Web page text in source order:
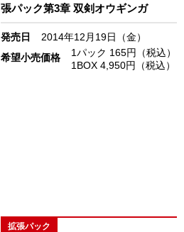
張パック第3章 双剣オウギンガ
発売日
2014年12月19日（金）
希望小売価格
1パック 165円（税込）
1BOX 4,950円（税込）
拡張パック